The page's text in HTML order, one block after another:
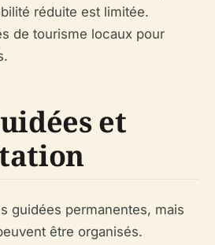
réduite est limitée.
de tourisme locaux pour
et
guidées permanentes, mais
être organisés.